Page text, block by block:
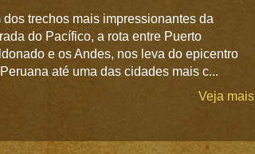
dos trechos mais impressionantes da
do Pacífico, a rota entre Puerto
e os Andes, nos leva do epicentro
até uma das cidades mais c...
Veja mais